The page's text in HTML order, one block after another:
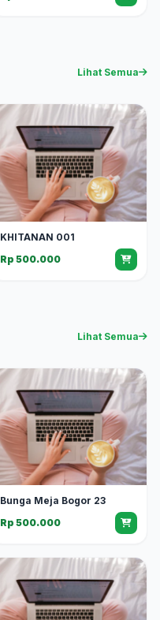
Lihat Semua
KHITANAN 001
Rp 500.000
Lihat Semua
Bunga Meja Bogor 23
Rp 500.000